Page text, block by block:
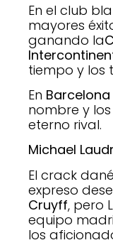
En el club
mayores
ganando la
tiempo y los
En Barcelona
nombre y
eterno rival.
Michael
El crack
expreso
Cruyff, pero
equipo
los